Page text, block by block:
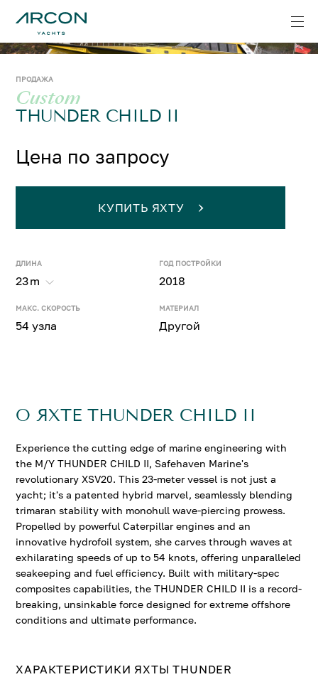
ПРОДАЖА
Custom
THUNDER CHILD II
Цена по запросу
ДЛИНА
23m
ГОД ПОСТРОЙКИ
2018
МАКС. СКОРОСТЬ
54 узла
МАТЕРИАЛ
Другой
КУПИТЬ ЯХТУ
О ЯХТЕ THUNDER CHILD II
Experience the cutting edge of marine engineering with
the M/Y THUNDER CHILD II, Safehaven Marine's
revolutionary XSV20. This 23-meter vessel is not just a
yacht; it's a patented hybrid marvel, seamlessly blending
trimaran stability with monohull wave-piercing prowess.
Propelled by powerful Caterpillar engines and an
innovative hydrofoil system, she carves through waves at
exhilarating speeds of up to 54 knots, offering unparalleled
seakeeping and fuel efficiency. Built with military-spec
composites capabilities, the THUNDER CHILD II is a record-
breaking, unsinkable force designed for extreme offshore
conditions and ultimate performance.
ХАРАКТЕРИСТИКИ ЯХТЫ THUNDER